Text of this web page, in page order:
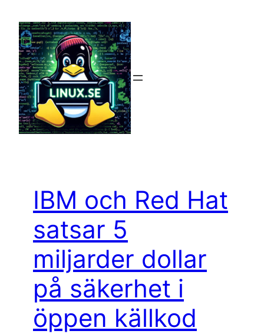
innehåll
IBM och Red Hat
satsar 5
miljarder dollar
på säkerhet i
öppen källkod